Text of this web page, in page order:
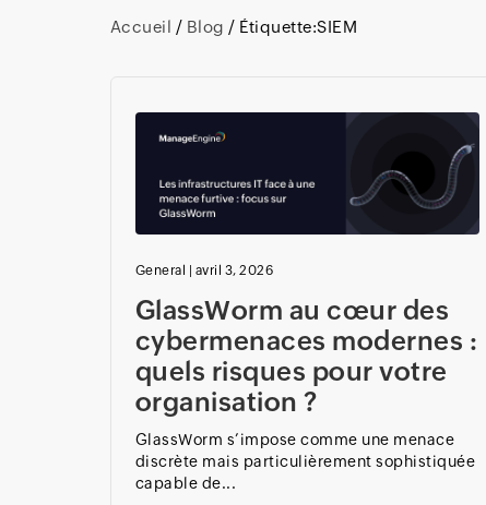
Accueil / Blog / Étiquette:SIEM
General avril 3, 2026
GlassWorm au cœur des
cybermenaces modernes :
quels risques pour votre
organisation ?
GlassWorm s’impose comme une menace
discrète mais particulièrement sophistiquée
capable de...